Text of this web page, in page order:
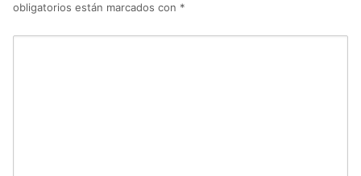
obligatorios están marcados con *